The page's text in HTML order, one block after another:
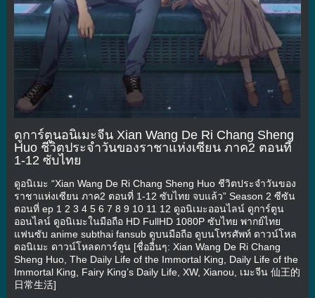
ดูการ์ตูนอนิเมะจีน Xian Wang De Ri Chang Sheng
Huo ชีวิตประจำวันของราชาแห่งเซียน ภาค2 ตอนที่
1-12 ซับไทย
ดูอนิเมะ “Xian Wang De Ri Chang Sheng Huo ชีวิตประจำวันของ
ราชาแห่งเซียน ภาค2 ตอนที่ 1-12 ซับไทย จบแล้ว” Season 2 ซีซัน
ตอนที่ ep 1 2 3 4 5 6 7 8 9 10 11 12 ดูอนิเมะออนไลน์ ดูการ์ตูน
ออนไลน์ ดูอนิเมะในมือถือ HD FullHD 1080P ซับไทย พากย์ไทย
แฟนซับ anime subthai fansub ดูบนมือถือ ดูบนโทรศัพท์ ดาวน์โหล
ดอนิเมะ ดาวน์โหลดการ์ตูน [ชื่ออื่นๆ: Xian Wang De Ri Chang
Sheng Huo, The Daily Life of the Immortal King, Daily Life of the
Immortal King, Fairy King’s Daily Life, XW, Xianou, เมะจีน 仙王的
日常生活]